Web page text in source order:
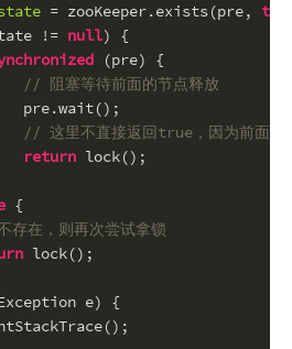
= zooKeeper.exists(pre,
!= null) {
(pre) {
// 阻塞等待前面的节点释放
pre.wait();
// 这里不直接返回true，因为前面的
return lock();
{
在，则再次尝试拿锁
lock();
e) {